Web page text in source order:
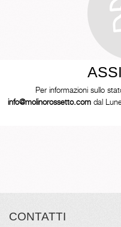
Per informazioni sullo
info@molinorossetto.com dal
CONTATTI